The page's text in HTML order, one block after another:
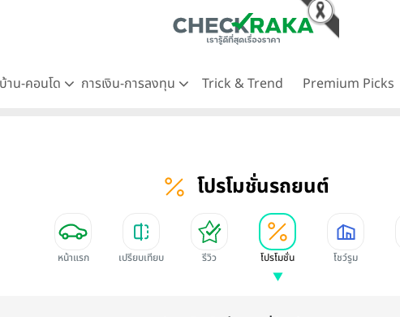
บ้าน-คอนโด การเงิน-การลงทุน Trick & Trend Premium Picks
โปรโมชั่นรถยนต์
หน้าแรก เปรียบเทียบ รีวิว โปรโมชั่น โชว์รูม